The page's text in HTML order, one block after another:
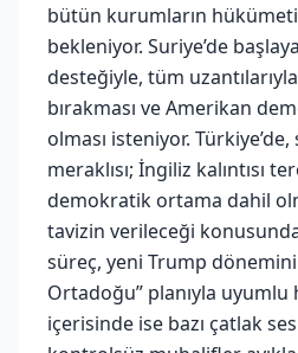
bütün kurumların
bekleniyor. Suriye’de
desteğiyle, tüm uzantılarıyla
bırakması ve Amerikan
olması isteniyor. Türkiye’de,
meraklısı; İngiliz kalıntısı
demokratik ortama dahil
tavizin verileceği
süreç, yeni Trump
Ortadoğu” planıyla
içerisinde ise bazı çatlak